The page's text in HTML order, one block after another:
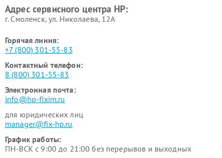
Адрес сервисного центра HP:
г. Смоленск, ул. Николаева, 12А
Горячая линия:
+7 (800) 301-55-83
Контактный телефон:
8 (800) 301-55-83
Электронная почта:
info@hp-fixim.ru
для юридических лиц
manager@fix-hp.ru
График работы:
ПН-ВСК с 9:00 до 21:00 без перерывов и выходных